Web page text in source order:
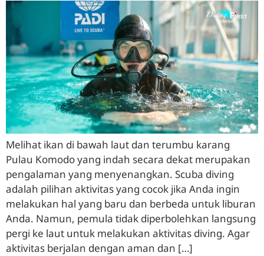
Melihat ikan di bawah laut dan terumbu karang
Pulau Komodo yang indah secara dekat merupakan
pengalaman yang menyenangkan. Scuba diving
adalah pilihan aktivitas yang cocok jika Anda ingin
melakukan hal yang baru dan berbeda untuk liburan
Anda. Namun, pemula tidak diperbolehkan langsung
pergi ke laut untuk melakukan aktivitas diving. Agar
aktivitas berjalan dengan aman dan […]